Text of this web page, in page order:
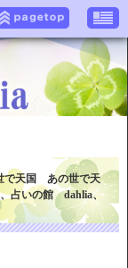
で天国 あの世で天
、占いの館 dahlia、